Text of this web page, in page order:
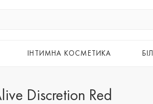
ІНТИМНА КОСМЕТИКА
Discretion Red